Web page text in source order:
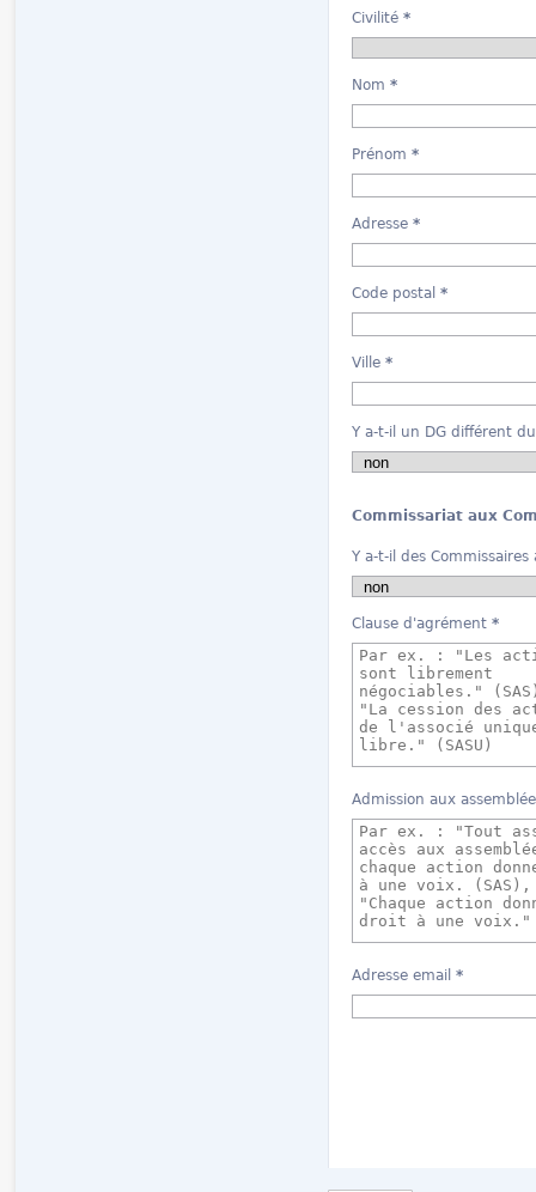
Civilité *
Nom *
Prénom *
Adresse *
Code postal *
Ville *
Y a-t-il un DG différent
Commissariat aux
Y a-t-il des
Clause d'agrément *
Admission aux
Adresse email *